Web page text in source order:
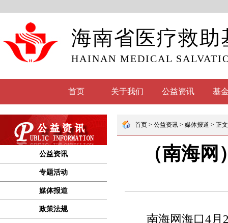
海南省医疗救助
HAINAN MEDICAL
首页 关于我们 公益资讯 基
公益资讯
专题活动
媒体报道
政策法规